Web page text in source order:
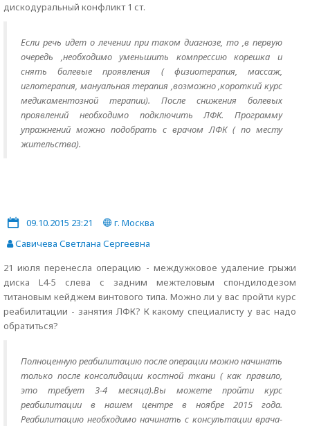
дискодуральный конфликт 1 ст.
Если речь идет о лечении при таком диагнозе, то ,в первую
очередь ,необходимо уменьшить компрессию корешка и
снять болевые проявления ( физиотерапия, массаж,
иглотерапия, мануальная терапия ,возможно ,короткий курс
медикаментозной терапии). После снижения болевых
проявлений необходимо подключить ЛФК. Программу
упражнений можно подобрать с врачом ЛФК ( по месту
жительства).
09.10.2015 23:21
г. Москва
Савичева Светлана Сергеевна
21 июля перенесла операцию - междужковое удаление грыжи
диска L4-5 слева с задним межтеловым спондилодезом
титановым кейджем винтового типа. Можно ли у вас пройти курс
реабилитации - занятия ЛФК? К какому специалисту у вас надо
обратиться?
Полноценную реабилитацию после операции можно начинать
только после консолидации костной ткани ( как правило,
это требует 3-4 месяца).Вы можете пройти курс
реабилитации в нашем центре в ноябре 2015 года.
Реабилитацию необходимо начинать с консультации врача-